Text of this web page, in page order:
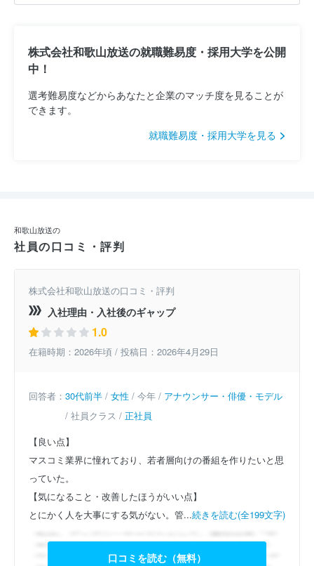
株式会社和歌山放送の就職難易度・採用大学を公開
中！
選考難易度などからあなたと企業のマッチ度を見ることが
できます。
就職難易度・採用大学を見る
和歌山放送の
社員の口コミ・評判
株式会社和歌山放送の口コミ・評判
入社理由・入社後のギャップ
1.0
在籍時期：2026年頃 / 投稿日：2026年4月29日
回答者： 30代前半 / 女性 / 今年 / アナウンサー・俳優・モデル
/ 社員クラス / 正社員
【良い点】
マスコミ業界に憧れており、若者層向けの番組を作りたいと思
っていた。
【気になること・改善したほうがいい点】
とにかく人を大事にする気がない。管...続きを読む(全199文字)
口コミを読む（無料）